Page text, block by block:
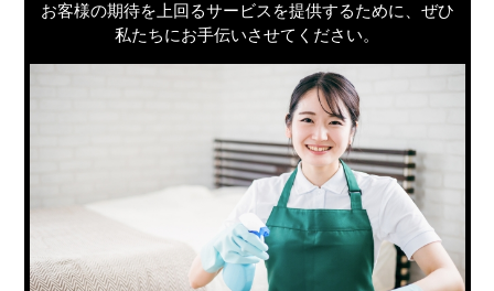
お客様の期待を上回るサービスを提供するために、ぜひ
私たちにお手伝いさせてください。